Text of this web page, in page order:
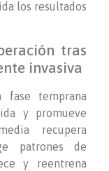
los resultados
tras
invasiva
fase temprana
y promueve
recupera
patrones de
y reentrena